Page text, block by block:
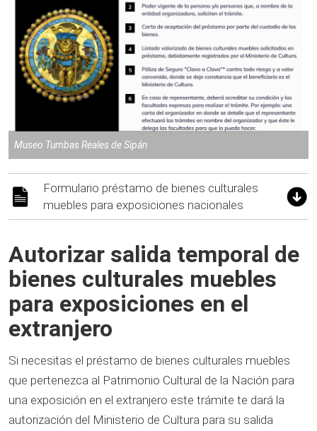
Museo Tumbas Reales de Sipán
Formulario préstamo de bienes culturales
muebles para exposiciones nacionales
Autorizar salida temporal de
bienes culturales muebles
para exposiciones en el
extranjero
Si necesitas el préstamo de bienes culturales muebles
que pertenezca al Patrimonio Cultural de la Nación para
una exposición en el extranjero este trámite te dará la
autorización del Ministerio de Cultura para su salida